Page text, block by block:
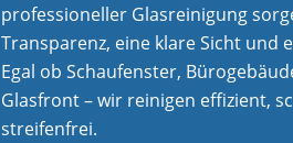
professioneller Glasreinigung
Transparenz, eine klare Sicht und
Egal ob Schaufenster,
Glasfront – wir reinigen effizient,
streifenfrei.